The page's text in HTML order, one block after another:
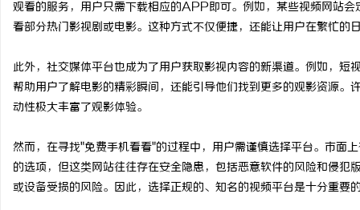
观看的服务，用户只需下载相应的APP即可。例如，某些视频网站
看部分热门影视剧或电影。这种方式不仅便捷，还能让用户在繁忙的
此外，社交媒体平台也成为了用户获取影视内容的新渠道。例如，
帮助用户了解电影的精彩瞬间，还能引导他们找到更多的观影资源
动性极大丰富了观影体验。
然而，在寻找"免费手机看看"的过程中，用户需谨慎选择平台。市面
的选项，但这类网站往往存在安全隐患，包括恶意软件的风险和侵
或设备受损的风险。因此，选择正规的、知名的视频平台是十分重要